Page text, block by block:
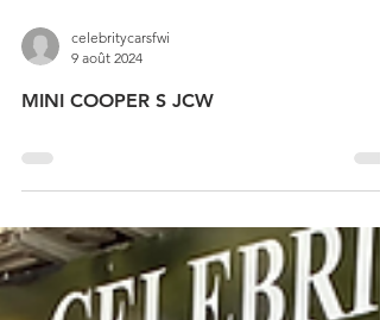
celebritycarsfwi
MINI COOPER S JCW